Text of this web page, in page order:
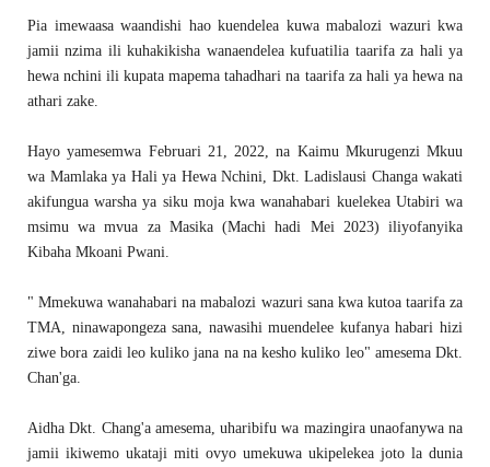
Pia imewaasa waandishi hao kuendelea kuwa mabalozi wazuri kwa
jamii nzima ili kuhakikisha wanaendelea kufuatilia taarifa za hali ya
hewa nchini ili kupata mapema tahadhari na taarifa za hali ya hewa na
athari zake.
Hayo yamesemwa Februari 21, 2022, na Kaimu Mkurugenzi Mkuu
wa Mamlaka ya Hali ya Hewa Nchini, Dkt. Ladislausi Changa wakati
akifungua warsha ya siku moja kwa wanahabari kuelekea Utabiri wa
msimu wa mvua za Masika (Machi hadi Mei 2023) iliyofanyika
Kibaha Mkoani Pwani.
" Mmekuwa wanahabari na mabalozi wazuri sana kwa kutoa taarifa za
TMA, ninawapongeza sana, nawasihi muendelee kufanya habari hizi
ziwe bora zaidi leo kuliko jana na na kesho kuliko leo" amesema Dkt.
Chan'ga.
Aidha Dkt. Chang'a amesema, uharibifu wa mazingira unaofanywa na
jamii ikiwemo ukataji miti ovyo umekuwa ukipelekea joto la dunia